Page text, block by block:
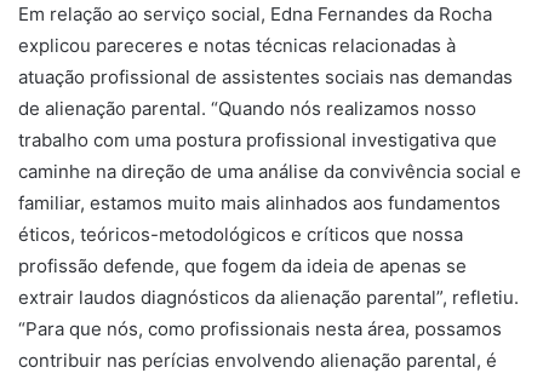
Em relação ao serviço social, Edna Fernandes da Rocha
explicou pareceres e notas técnicas relacionadas à
atuação profissional de assistentes sociais nas demandas
de alienação parental. “Quando nós realizamos nosso
trabalho com uma postura profissional investigativa que
caminhe na direção de uma análise da convivência social e
familiar, estamos muito mais alinhados aos fundamentos
éticos, teóricos-metodológicos e críticos que nossa
profissão defende, que fogem da ideia de apenas se
extrair laudos diagnósticos da alienação parental”, refletiu.
“Para que nós, como profissionais nesta área, possamos
contribuir nas perícias envolvendo alienação parental, é